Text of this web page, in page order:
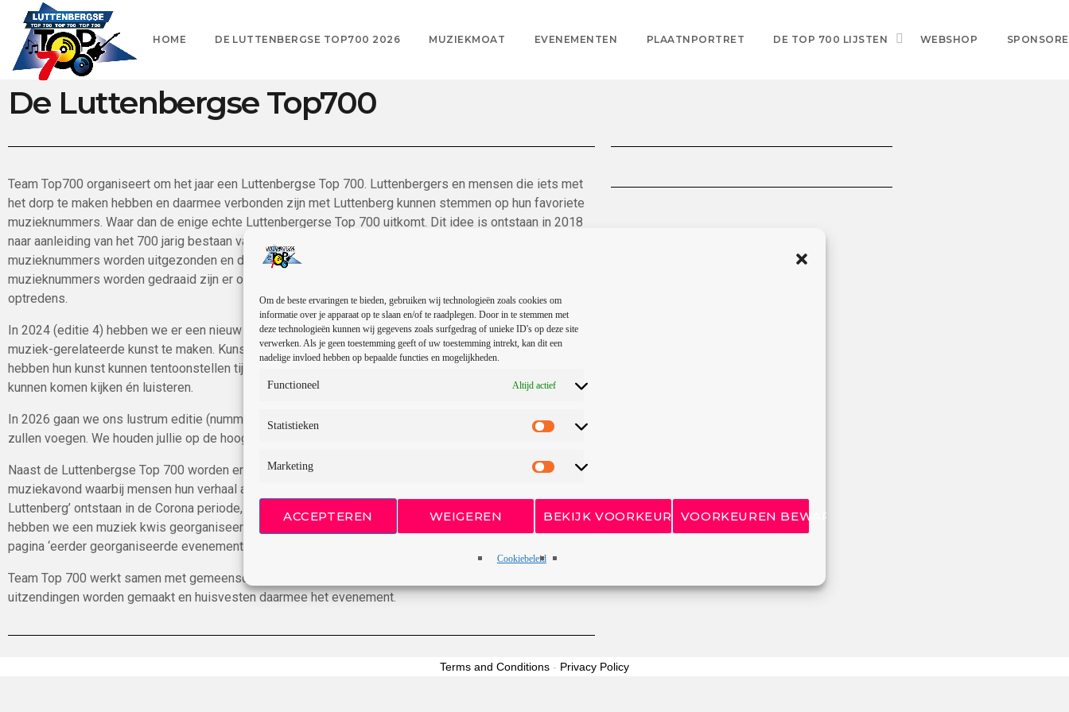
Om de beste ervaringen te bieden, gebruiken wij technologieën zoals cookies om
informatie over je apparaat op te slaan en/of te raadplegen. Door in te stemmen met
deze technologieën kunnen wij gegevens zoals surfgedrag of unieke ID's op deze site
verwerken. Als je geen toestemming geeft of uw toestemming intrekt, kan dit een
nadelige invloed hebben op bepaalde functies en mogelijkheden.
Functioneel Altijd actief
Statistieken
Marketing
ACCEPTEREN WEIGEREN BEKIJK VOORKEURENVOORKEUREN BEWAREN
Cookiebeleid
HOME DE LUTTENBERGSE TOP700 2026 MUZIEKMOAT EVENEMENTEN PLAATNPORTRET DE TOP 700 LIJSTEN WEBSHOP
De Luttenbergse Top700
Team Top700 organiseert om het jaar een Luttenbergse Top 700. Luttenbergers en mensen die iets met
het dorp te maken hebben en daarmee verbonden zijn met Luttenberg kunnen stemmen op hun favoriete
muzieknummers. Waar dan de enige echte Luttenbergerse Top 700 uitkomt. Dit idee is ontstaan in 2018
naar aanleiding van het 700 jarig bestaan van het dorp. Het is een 5-daags evenement waarbij de 700
muzieknummers worden uitgezonden en de rode draad zijn bij dit evenement. Naast dat er
muzieknummers worden gedraaid zijn er ook andere activiteiten gaande zoals een quizzen en live-
optredens.
In 2024 (editie 4) hebben we er een nieuw idee aan toegevoegd. Wij hebben lokale mensen benaderd om
muziek-gerelateerde kunst te maken. Kunst in de vorm van o.a. portretten en schilderijen. Deze mensen
hebben hun kunst kunnen tentoonstellen tijdens het evenement in Elckerlyc, waar iedereen gratis heeft
kunnen komen kijken én luisteren.
In 2026 gaan we ons lustrum editie (nummer 5) vieren! Waar we ook zeker weer een nieuw idee aan toe
zullen voegen. We houden jullie op de hoogte via de socials en de website.
Naast de Luttenbergse Top 700 worden er ook andere activiteiten georganiseerd, zoals een
muziekavond waarbij mensen hun verhaal achter de plaat konden vertellen. Maar ook is er ‘Samen Sterk
Luttenberg’ ontstaan in de Corona periode, waarbij we een corona-uitzending maakten. In 2023 en 2025
hebben we een muziek kwis georganiseerd. Meer informatie over deze evenementen kun je vinden op de
pagina ‘eerder georganiseerde evenementen’.
Team Top 700 werkt samen met gemeenschapscentrum Elckerlyc, Elckerlyc is de plek waar de
uitzendingen worden gemaakt en huisvesten daarmee het evenement.
Terms and Conditions - Privacy Policy